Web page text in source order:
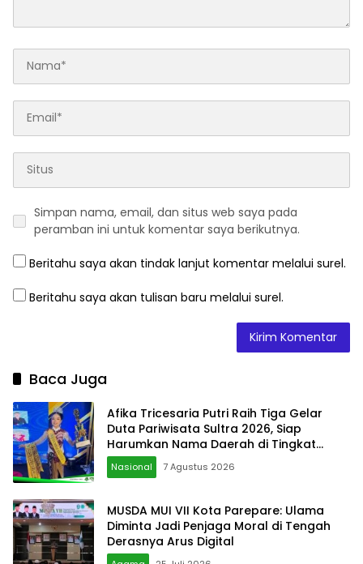
Simpan nama, email, dan situs web saya pada
peramban ini untuk komentar saya berikutnya.
Beritahu saya akan tindak lanjut komentar melalui surel.
Beritahu saya akan tulisan baru melalui surel.
Baca Juga
Afika Tricesaria Putri Raih Tiga Gelar
Duta Pariwisata Sultra 2026, Siap
Harumkan Nama Daerah di Tingkat
Nasional
Nasional 7 Agustus 2026
MUSDA MUI VII Kota Parepare: Ulama
Diminta Jadi Penjaga Moral di Tengah
Derasnya Arus Digital